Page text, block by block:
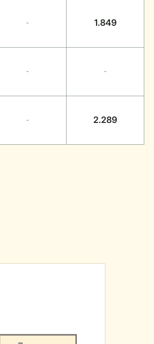
- 1.849
- -
- 2.289